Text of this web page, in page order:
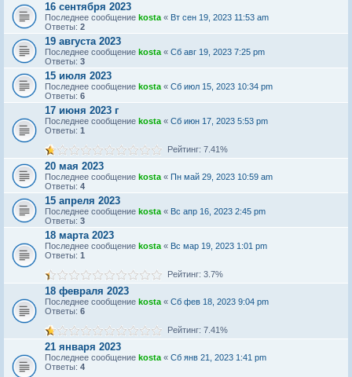
16 сентября 2023
Последнее сообщение kosta « Вт сен 19, 2023 11:53 am
Ответы: 2
19 августа 2023
Последнее сообщение kosta « Сб авг 19, 2023 7:25 pm
Ответы: 3
15 июля 2023
Последнее сообщение kosta « Сб июл 15, 2023 10:34 pm
Ответы: 6
17 июня 2023 г
Последнее сообщение kosta « Сб июн 17, 2023 5:53 pm
Ответы: 1
Рейтинг: 7.41%
20 мая 2023
Последнее сообщение kosta « Пн май 29, 2023 10:59 am
Ответы: 4
15 апреля 2023
Последнее сообщение kosta « Вс апр 16, 2023 2:45 pm
Ответы: 3
18 марта 2023
Последнее сообщение kosta « Вс мар 19, 2023 1:01 pm
Ответы: 1
Рейтинг: 3.7%
18 февраля 2023
Последнее сообщение kosta « Сб фев 18, 2023 9:04 pm
Ответы: 6
Рейтинг: 7.41%
21 января 2023
Последнее сообщение kosta « Сб янв 21, 2023 1:41 pm
Ответы: 4